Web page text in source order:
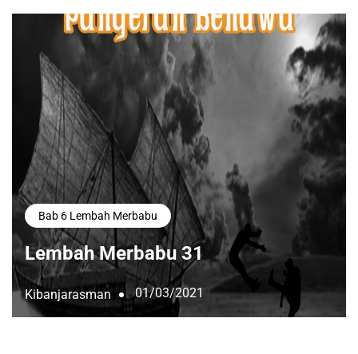
Bab 6 Lembah Merbabu
Lembah Merbabu 31
Kibanjarasman 01/03/2021